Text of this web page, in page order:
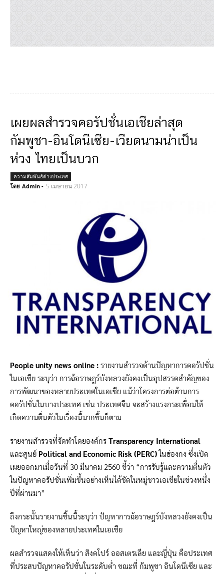
เผยผลสำรวจคอรัปชั่นเอเชียล่าสุด
กัมพูชา-อินโดนีเซีย-เวียดนามน่าเป็น
ห่วง ไทยเป็นบวก
ความสัมพันธ์ต่างประเทศ
โดย Admin - 5 เมษายน 2017
People unity news online : รายงานสำรวจด้านปัญหาการคอรัปชั่น
ในเอเชีย ระบุว่า การฉ้อราษฎร์บังหลวงยังคงเป็นอุปสรรคสำคัญของ
การพัฒนาของหลายประเทศในเอเชีย แม้ว่าโครงการต่อต้านการ
คอรัปชั่นในบางประเทศ เช่น ประเทศจีน จะสร้างแรงกระเพื่อมให้
เกิดความตื่นตัวในเรื่องนี้มากขึ้นก็ตาม
รายงานสำรวจที่จัดทำโดยองค์กร Transparency International
และศูนย์ Political and Economic Risk (PERC)ในฮ่องกง ซึ่งเปิด
เผยออกมาเมื่อวันที่ 30 มีนาคม 2560 ชี้ว่า “การรับรู้และความตื่นตัว
ในปัญหาคอรัปชั่นเพิ่มขึ้นอย่างเห็นได้ชัดในหมู่ชาวเอเชียในช่วงหนึ่ง
ปีที่ผ่านมา”
ถึงกระนั้นรายงานชิ้นนี้ระบุว่า ปัญหาการฉ้อราษฎร์บังหลวงยังคงเป็น
ปัญหาใหญ่ของหลายประเทศในเอเชีย
ผลสำรวจแสดงให้เห็นว่า สิงคโปร์ ออสเตรเลีย และญี่ปุ่น คือประเทศ
ที่ประสบปัญหาคอรัปชั่นในระดับต่ำ ขณะที่ กัมพูชา อินโดนีเซีย และ